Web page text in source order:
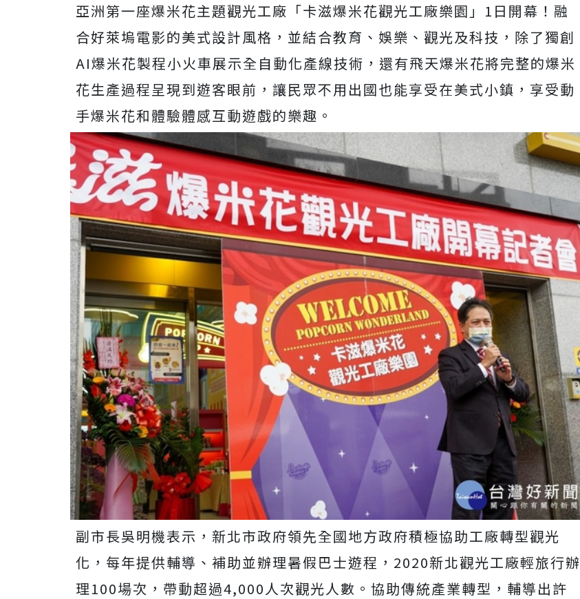
亞洲第一座爆米花主題觀光工廠「卡滋爆米花觀光工廠樂園」1日開幕！融
合好萊塢電影的美式設計風格，並結合教育、娛樂、觀光及科技，除了獨創
AI爆米花製程小火車展示全自動化產線技術，還有飛天爆米花將完整的爆米
花生產過程呈現到遊客眼前，讓民眾不用出國也能享受在美式小鎮，享受動
手爆米花和體驗體感互動遊戲的樂趣。
副市長吳明機表示，新北市政府領先全國地方政府積極協助工廠轉型觀光
化，每年提供輔導、補助並辦理暑假巴士遊程，2020新北觀光工廠輕旅行辦
理100場次，帶動超過4,000人次觀光人數。協助傳統產業轉型，輔導出許